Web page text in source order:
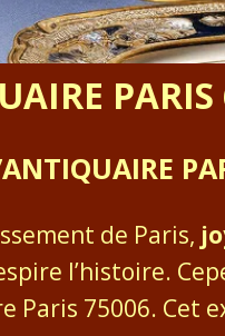
de Paris,
l’histoire.
Paris 75006. Cet